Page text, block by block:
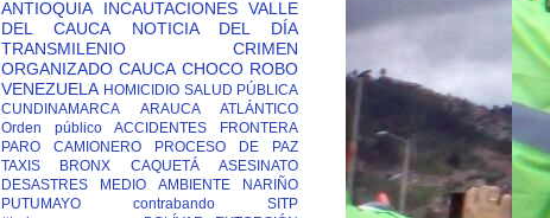
ANTIOQUIA
INCAUTACIONES VALLE
DEL CAUCA
NOTICIA DEL DÍA
TRANSMILENIO
CRIMEN
ORGANIZADO CAUCA CHOCO ROBO
VENEZUELA HOMICIDIO SALUD PÚBLICA
CUNDINAMARCA
ARAUCA
ATLÁNTICO
Orden público
ACCIDENTES
FRONTERA
PARO CAMIONERO
PROCESO DE PAZ
TAXIS
BRONX CAQUETÁ
ASESINATO
DESASTRES
MEDIO AMBIENTE
NARIÑO
PUTUMAYO
contrabando
SITP